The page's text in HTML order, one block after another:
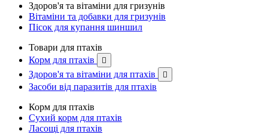
Здоров'я та вітаміни для гризунів
Вітаміни та добавки для гризунів
Пісок для купання шиншил
Товари для птахів
Корм для птахів

Здоров'я та вітаміни для птахів 
Засоби від паразитів для птахів
Корм для птахів
Сухий корм для птахів
Ласощі для птахів